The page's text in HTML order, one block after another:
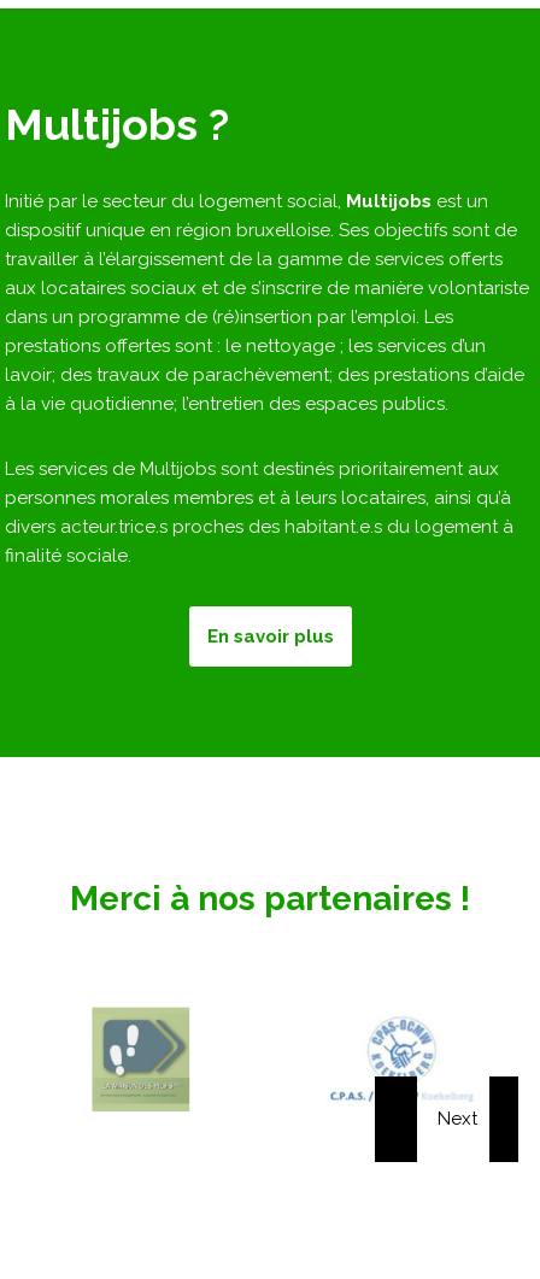
Multijobs ?
Initié par le secteur du logement social, Multijobs est un
dispositif unique en région bruxelloise. Ses objectifs sont de
travailler à l’élargissement de la gamme de services offerts
aux locataires sociaux et de s’inscrire de manière volontariste
dans un programme de (ré)insertion par l’emploi. Les
prestations offertes sont : le nettoyage ; les services d’un
lavoir; des travaux de parachèvement; des prestations d’aide
à la vie quotidienne; l’entretien des espaces publics.
Les services de Multijobs sont destinés prioritairement aux
personnes morales membres et à leurs locataires, ainsi qu’à
divers acteur.trice.s proches des habitant.e.s du logement à
finalité sociale.
En savoir plus
Merci à nos partenaires !